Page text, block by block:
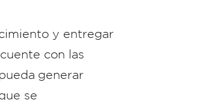
y entregar
con las
generar
se